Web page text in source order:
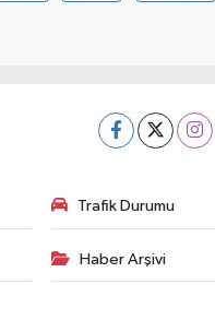
Trafik Durumu
Haber Arşivi